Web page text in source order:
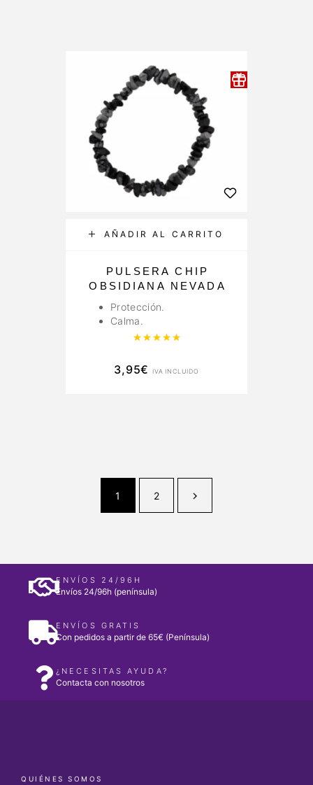
AÑADIR AL CARRITO
PULSERA CHIP
OBSIDIANA NEVADA
Protección.
Calma.
Valorado con
3,95€ IVA INCLUIDO
1 2
ENVÍOS 24/96H
Envíos 24/96h (península)
ENVÍOS GRATIS
Con pedidos a partir de 65€ (Península)
¿NECESITAS AYUDA?
Contacta con nosotros
QUIÉNES SOMOS